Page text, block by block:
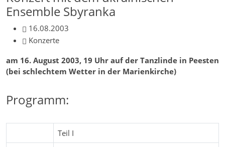
Ensemble Sbyranka
16.08.2003
Konzerte
am 16. August 2003, 19 Uhr auf der Tanzlinde in Peesten
(bei schlechtem Wetter in der Marienkirche)
Programm:
Teil I